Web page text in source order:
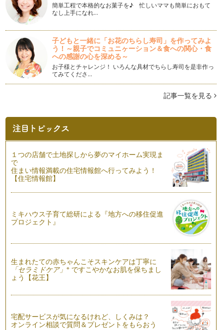
乳アレルギーでも食べられる！バターなし手作り生地のプチキ
ッシュ
乳アレルギーの場合、牛乳を豆乳で代用して、スープやドリン
クを作っている方も多いと思います。…
バタバタママはオーバーナイトで朝食に焼き立てパンを！
0歳の時は何かと泣かれ、授乳し、動き出せば家の中もあちこ
ち危険で目も離せず、食べてくれない…
アレルギーっ子と一緒に作りたい！卵＆乳なしかぼちゃケーキ
ハロウィンが終わり、早くもクリスマスを感じさせるイルミネ
忙しいママの味方「こねない！汚れない！フォカッチャ」
パンを日常的に作りたいんだけど、子どもが抱っこ抱っこばか
失敗しちゃった！を減らすためのパン作りのコツとポイント３
つのお話
パン作りをしたことがない方は、「パンを作るなんて難しくて
無理無理！」と思いますよね。でも私…
生地が膨らまない！失敗生地でできる自家製ピザ
おうちでのパン作り、泣きわめいたり抱っこをせがんだりとい
焼きたてパン VS 残ったパン ～最後のひとかけらまで美味し
く～
買ってきたパン、自分で作ったパン、いつ食べますか？ その
日のうち？ 翌日の朝食？ 私は…
フライパンで作るつぶつぶイングリッシュマフィン
時々、パン教室の生徒さんに聞かれます。「おうちでパン作る
なら、絶対にこれはいる！っていう道…
簡単工程で本格的なお菓子を♪ 忙しいママも簡単におもて
なし上手になれ…
子どもと一緒に「お花のちらし寿司」を作ってみよ
う！～親子でコミュニヶーション＆食への関心・食
への感謝の心を深める～
お子様とチャレンジ！ いろんな具材でちらし寿司を是非作っ
てみてくださ…
記事一覧を見る
１つの店舗で土地探しから夢のマイホーム実現ま
で
住まい情報満載の住宅情報館へ行ってみよう！
【住宅情報館】
ミキハウス子育て総研による『地方への移住促進
プロジェクト』
生まれたての赤ちゃんこそスキンケアは丁寧に
「セラミドケア」※ ですこやかなお肌を保ちまし
ょう【花王】
宅配サービスが気になるけれど、しくみは？
オンライン相談で質問＆プレゼントをもらおう